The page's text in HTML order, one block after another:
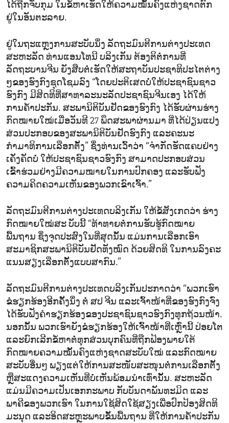
ໄດ້ຖືກຈັບກຸມ ໃນຂໍ້ຫາເຮັດໃຫ້ຄວາມໝັ້ນຄົງແຫ່ງຊາດຕົກ
ຢູ່ໃນອັນຕະລາຍ.
ຢູ່ໃນຖະແຫຼງການສະບັບນຶ່ງ ລັດຖະມົນຕີການຕ່າງປະເທດ
ສະຫະລັດ ທ່ານແອນໂທນີ ບລິງເກັນ ຕ້ອງຕິຕໍ່ການທີ່
ລັດຖະບານຈີນ ຍັງສືບຕໍ່ເຮັດໃຫ້ສະຖາບັນປະຊາທິປະໄຕຕ່າງ
ໆຂອງຮົງກົງຊຸດໂຊມລົງ “ໂດຍປະຕິເສດບໍ່ໃຫ້ປະຊາຊົນຊາວ
ຮົງກົງ ມີສິດທິທີ່ສາທາລະນະລັດປະຊາຊົນຈີນເອງ ໄດ້ໃຫ້
ການຄ້ຳປະກັນ. ສະພານິຕິບັນຢັດຂອງຮົງກົງ ໄດ້ຮັບຜ່ານຮ່າງ
ກົດໝາຍໃໝ່ເມື່ອວັນທີ 27 ພຶດສະພາຜ່ານມາ ທີ່ໄດ້ປ່ຽນແປງ
ສ່ວນປະກອບຂອງສະພານິຕິບັນຢັດຮົງກົງ ແລະຄະນະ
ກຳມາທິການເລືອກຕັ້ງ” ຊຶ່ງທ່ານເວົ້າວ່າ “ຈຳກັດຮັດແຄບຢ່າງ
ເຄັ່ງຄັດບໍ່ ໃຫ້ປະຊາຊົນຊາວຮົງກົງ ສາມາດປະກອບສ່ວນ
ເຂົ້າຮ່ວມຢ່າງມີຄວາມໝາຍໃນການປົກຄອງ ແລະຮັບຟັງ
ຄວາມຄິດຄວາມເຫັນຂອງພວກເຂົາເຈົ້າ.”
ລັດຖະມົນຕີການຕ່າງປະເທດບລິງເກັນ ໃຫ້ຂໍ້ສັງເກດວ່າ ຮ່າງ
ກົດໝາຍໃໝ່ສະ ບັບນີ້ “ທ້າທາຍຕໍ່ການຮັບຮູ້ກົດໝາຍ
ພື້ນຖານ ຊຶ່ງຈຸດປະສົງໃນທີ່ສຸດນັ້ນ ແມ່ນການເລືອກເອົາ
ສະມາຊິກສະພານິຕິບັນຢັດທັງໝົດ ດ້ວຍສິດທິ ໃນການລົງຄະ
ແນນສຽງເລືອກຕັ້ງແບບສາກົນ.”
ລັດຖະມົນຕີການຕ່າງປະເທດບລິງເກັນປະກາດວ່າ “ພວກເຮົາ
ຂໍຮຽກຮ້ອງອີກຄັ້ງນຶ່ງ ຕໍ່ ສປ ຈີນ ແລະເຈົ້າໜ້າທີ່ຂອງຮົງກົງຈົ່ງ
ໄດ້ຮັບຟັງຄຳຮຽກຮ້ອງຂອງປະຊາຊົນຊາວຮົງກົງທຸກຖ້ວນໜ້າ.
ນອກນັ້ນ ພວກເຮົາຍັງຂໍຮຽກຮ້ອງໃຫ້ເຈົ້າໜ້າທີ່ເຫຼົ່ານີ້ ປ່ອຍໂຕ
ແລະຍົກເລີກຂໍ້ຫາຕໍ່ທຸກສ່ວນບຸກຄົນທີ່ຖືກຟ້ອງພາຍໃຕ້
ກົດໝາຍຄວາມໝັ້ນຄົງແຫ່ງຊາດສະບັບໃໝ່ ແລະກົດໝາຍ
ສະບັບອື່ນໆ ພຽງແຕ່ໃຫ້ການສະໜັບສະໜຸນຕໍ່ການເລືອກຕັ້ງ
ຫຼືສະແດງຄວາມເຫັນທີ່ບໍ່ເຫັນພ້ອມນຳເທົ່ານັ້ນ. ສະຫະລັດ
ແມ່ນມີຄວາມເປັນເອກກະພາບ ກັບບັນດາພັນທະມິດ ແລະ
ພາຄີຂອງພວກເຮົາ ໃນການໃຊ້ສິດໃຊ້ສຽງເພື່ອປົກປ້ອງສິດທິ
ມະນຸດ ແລະອິດສະຫຼະພາບຂັ້ນພື້ນຖານ ທີ່ໃຫ້ການຄ້ຳປະກັນ